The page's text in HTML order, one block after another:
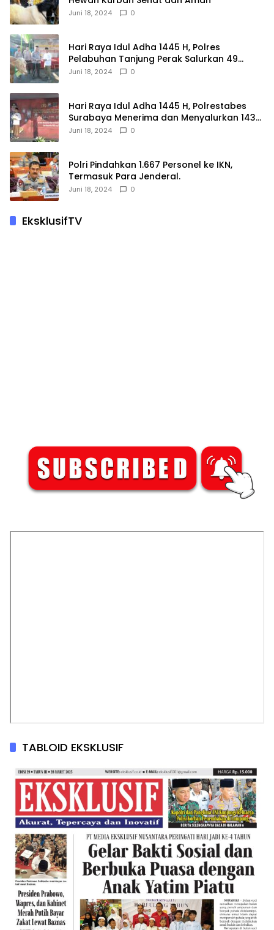
Juni 18, 2024 0
Hari Raya Idul Adha 1445 H, Polres
Pelabuhan Tanjung Perak Salurkan 49
Hewan Korban.
Juni 18, 2024 0
Hari Raya Idul Adha 1445 H, Polrestabes
Surabaya Menerima dan Menyalurkan 143
Hewan Kurban
Juni 18, 2024 0
Polri Pindahkan 1.667 Personel ke IKN,
Termasuk Para Jenderal.
Juni 18, 2024 0
EksklusifTV
TABLOID EKSKLUSIF